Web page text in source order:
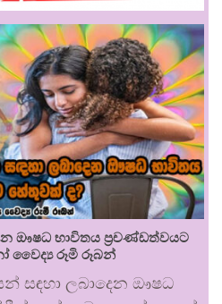
ඖෂධ භාවිතය ප්‍රචණ්ඩත්වයට
වෛද්‍ය රූමි රූබන්
සඳහා ලබාදෙන ඖෂධ